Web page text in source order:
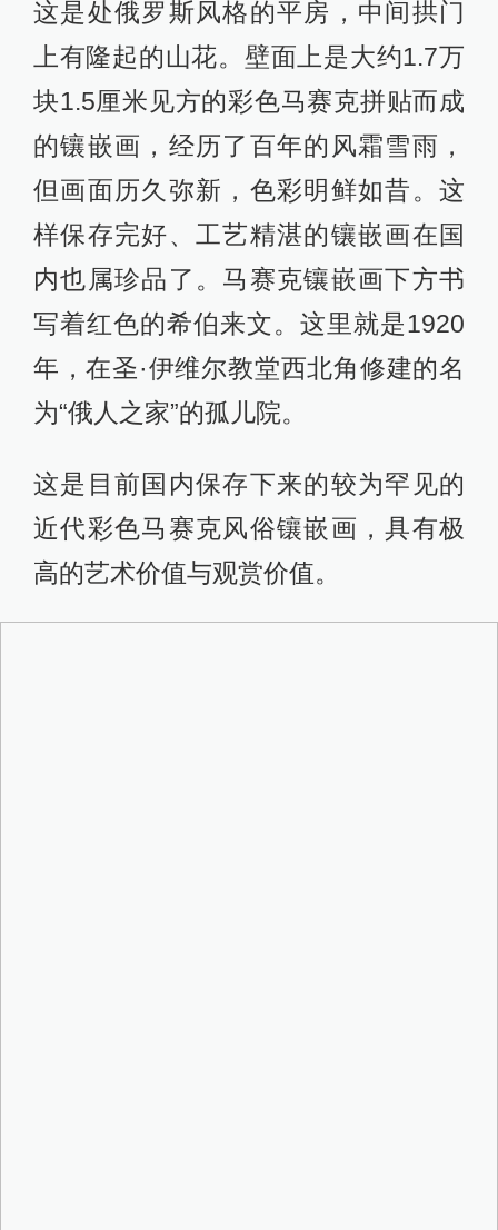
这是处俄罗斯风格的平房，中间拱门
上有隆起的山花。壁面上是大约1.7万
块1.5厘米见方的彩色马赛克拼贴而成
的镶嵌画，经历了百年的风霜雪雨，
但画面历久弥新，色彩明鲜如昔。这
样保存完好、工艺精湛的镶嵌画在国
内也属珍品了。马赛克镶嵌画下方书
写着红色的希伯来文。这里就是1920
年，在圣·伊维尔教堂西北角修建的名
为“俄人之家”的孤儿院。
这是目前国内保存下来的较为罕见的
近代彩色马赛克风俗镶嵌画，具有极
高的艺术价值与观赏价值。